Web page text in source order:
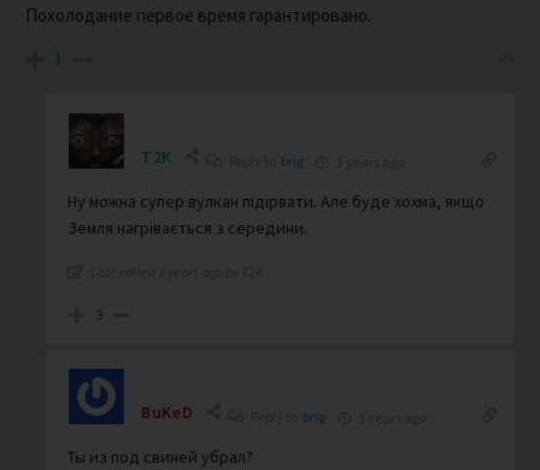
Похолодание первое время гарантировано.
1
T2K brig
Ну можна супер вулкан підірвати. Але буде хохма, якщо
Земля нагрівається з середини.
3
BuKeD brig
Ты из под свиней убрал?